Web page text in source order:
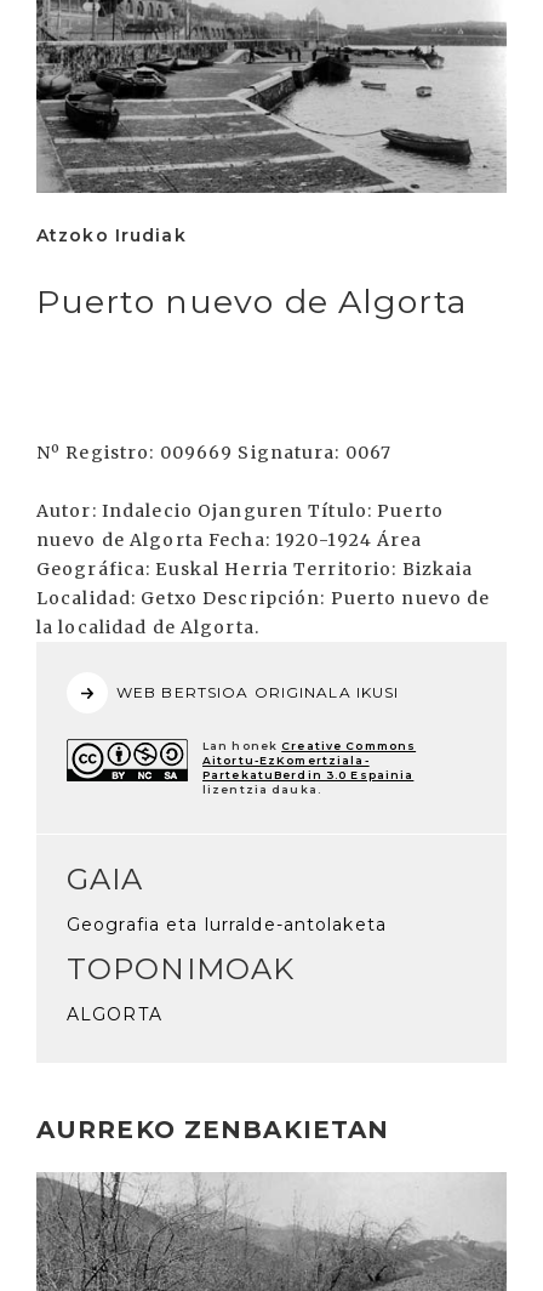
Atzoko Irudiak
Puerto nuevo de Algorta
Nº Registro: 009669 Signatura: 0067
Autor: Indalecio Ojanguren Título: Puerto
nuevo de Algorta Fecha: 1920-1924 Área
Geográfica: Euskal Herria Territorio: Bizkaia
Localidad: Getxo Descripción: Puerto nuevo de
la localidad de Algorta.
WEB BERTSIOA ORIGINALA IKUSI
Lan honek Creative Commons
Aitortu-EzKomertziala-
PartekatuBerdin 3.0 Espainia
lizentzia dauka.
GAIA
Geografia eta lurralde-antolaketa
TOPONIMOAK
ALGORTA
AURREKO ZENBAKIETAN
Irakurri